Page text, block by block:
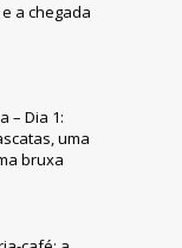
e a chegada
– Dia 1:
uma
bruxa